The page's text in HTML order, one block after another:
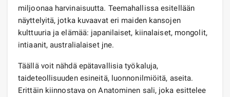
miljoonaa harvinaisuutta. Teemahallissa esitellään
näyttelyitä, jotka kuvaavat eri maiden kansojen
kulttuuria ja elämää: japanilaiset, kiinalaiset, mongolit,
intiaanit, australialaiset jne.
Täällä voit nähdä epätavallisia työkaluja,
taideteollisuuden esineitä, luonnonilmiöitä, aseita.
Erittäin kiinnostava on Anatominen sali, joka esittelee